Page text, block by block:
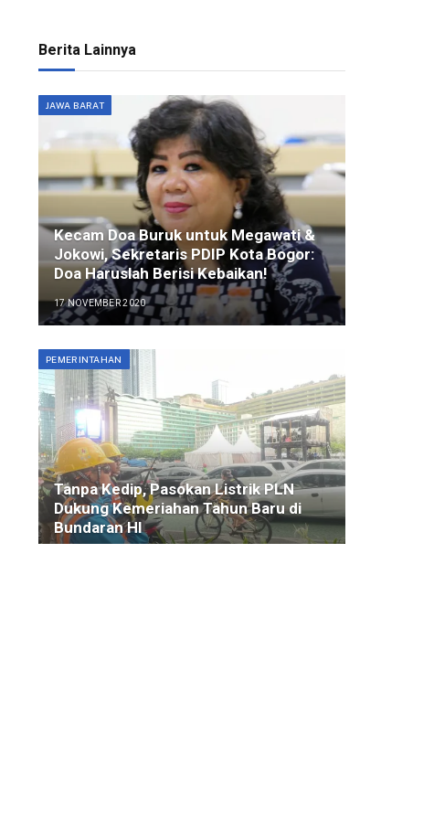
Berita Lainnya
JAWA BARAT
Kecam Doa Buruk untuk Megawati &
Jokowi, Sekretaris PDIP Kota Bogor:
Doa Haruslah Berisi Kebaikan!
17 NOVEMBER 2020
PEMERINTAHAN
Tanpa Kedip, Pasokan Listrik PLN
Dukung Kemeriahan Tahun Baru di
Bundaran HI